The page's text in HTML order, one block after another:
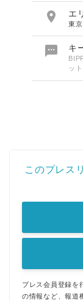
 エ
東
 キ
ッ
このプレス
プレス会員登録を
の情報など、報道